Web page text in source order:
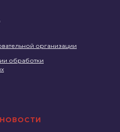
обработки
организации